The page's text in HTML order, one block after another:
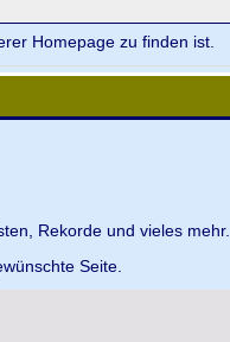
Homepage zu finden ist.
Rekorde und vieles mehr.
Seite.